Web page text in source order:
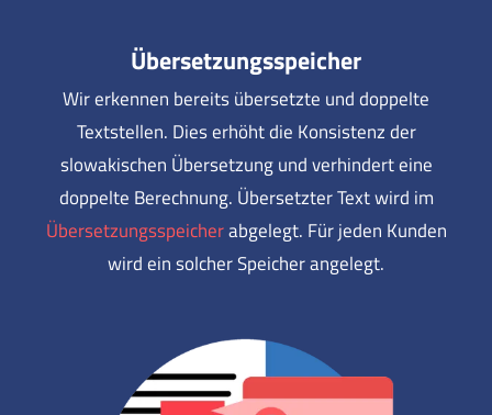
Übersetzungsspeicher
Wir erkennen bereits übersetzte und doppelte
Textstellen. Dies erhöht die Konsistenz der
slowakischen Übersetzung und verhindert eine
doppelte Berechnung. Übersetzter Text wird im
Übersetzungsspeicherabgelegt. Für jeden Kunden
wird ein solcher Speicher angelegt.